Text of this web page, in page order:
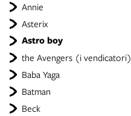
Annie
Asterix
Astro boy
the Avengers (i vendicatori)
Baba Yaga
Batman
Beck